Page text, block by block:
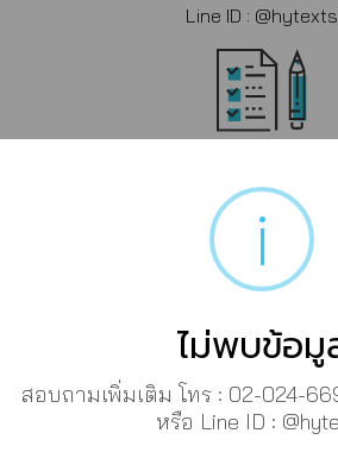
Line ID : @hytexts
2026 Hytexts Interactive , all rights reserved.
i
ไม่พบข้อมู
สอบถามเพิ่มเติม โทร : 02-024-
หรือ Line ID :